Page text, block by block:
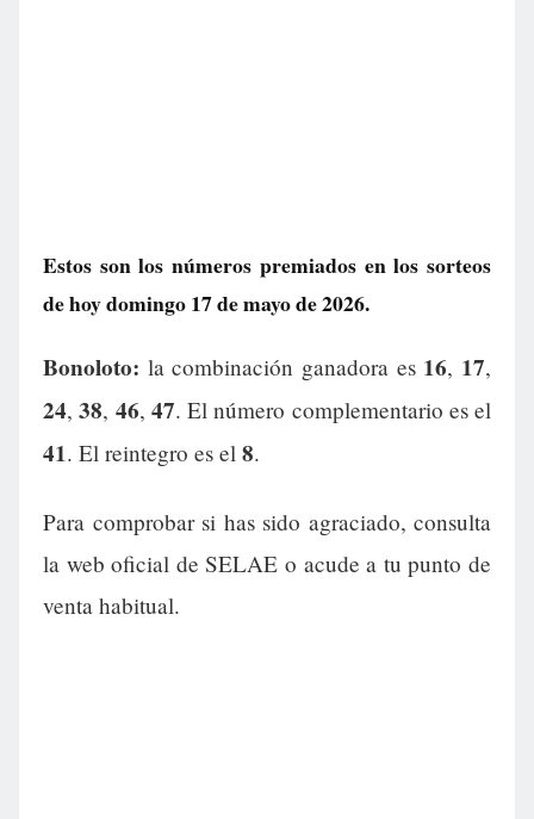
Estos son los números premiados en los sorteos
de hoy domingo 17 de mayo de 2026.
Bonoloto: la combinación ganadora es 16, 17,
24,38, 46, 47. El número complementario es el
41. El reintegro es el 8.
Para comprobar si has sido agraciado, consulta
la web oficial de SELAE o acude a tu punto de
venta habitual.